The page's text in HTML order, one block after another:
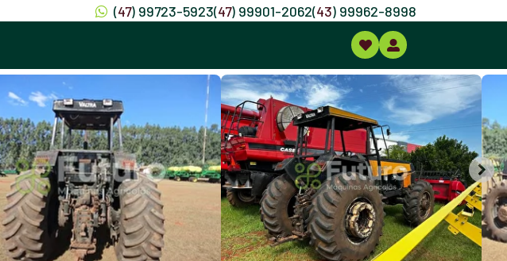
(47) 99723-5923(47) 99901-2062(43) 99962-8998